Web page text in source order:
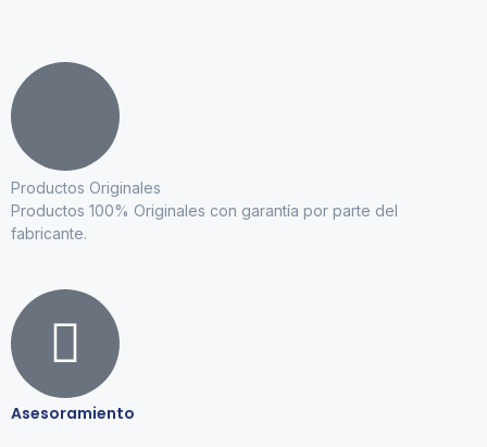
Productos Originales
Productos 100% Originales con garantía por parte del
fabricante.
Asesoramiento